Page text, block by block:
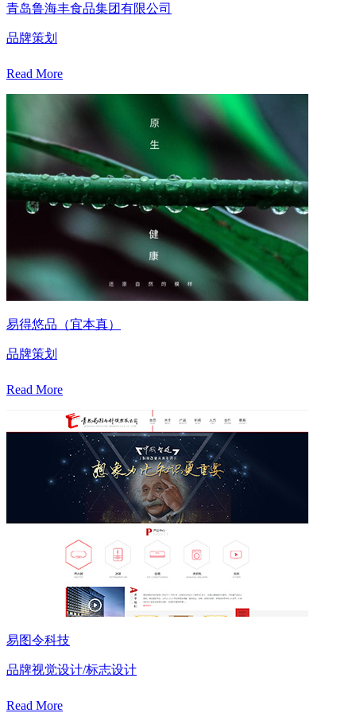
青岛鲁海丰食品集团有限公司
品牌策划
Read More
易得悠品（宜本真）
品牌策划
Read More
易图令科技
品牌视觉设计/标志设计
Read More